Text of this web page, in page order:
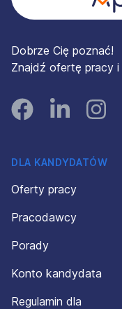
Dobrze Cię poznać!
Znajdź ofertę pracy i
FacebookLinked In
DLA KANDYDATÓW
Oferty pracy
Pracodawcy
Porady
Konto kandydata
Regulamin dla